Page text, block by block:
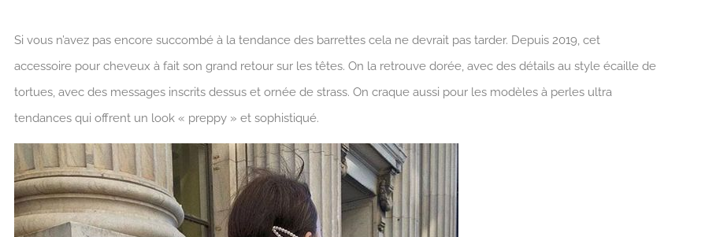
Si vous n’avez pas encore succombé à la tendance des barrettes cela ne devrait pas tarder. Depuis 2019, cet
accessoire pour cheveux à fait son grand retour sur les têtes. On la retrouve dorée, avec des détails au style écaille de
tortues, avec des messages inscrits dessus et ornée de strass. On craque aussi pour les modèles à perles ultra
tendances qui offrent un look « preppy » et sophistiqué.